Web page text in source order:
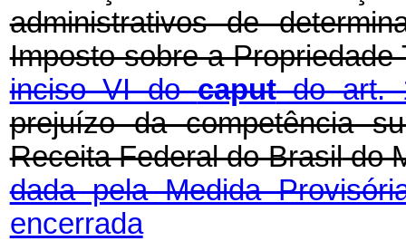
administrativos de
Imposto sobre a
inciso VI docaputdo art.
prejuízo da competência
Receita Federal do Brasildo
dada pela Medida
encerrada